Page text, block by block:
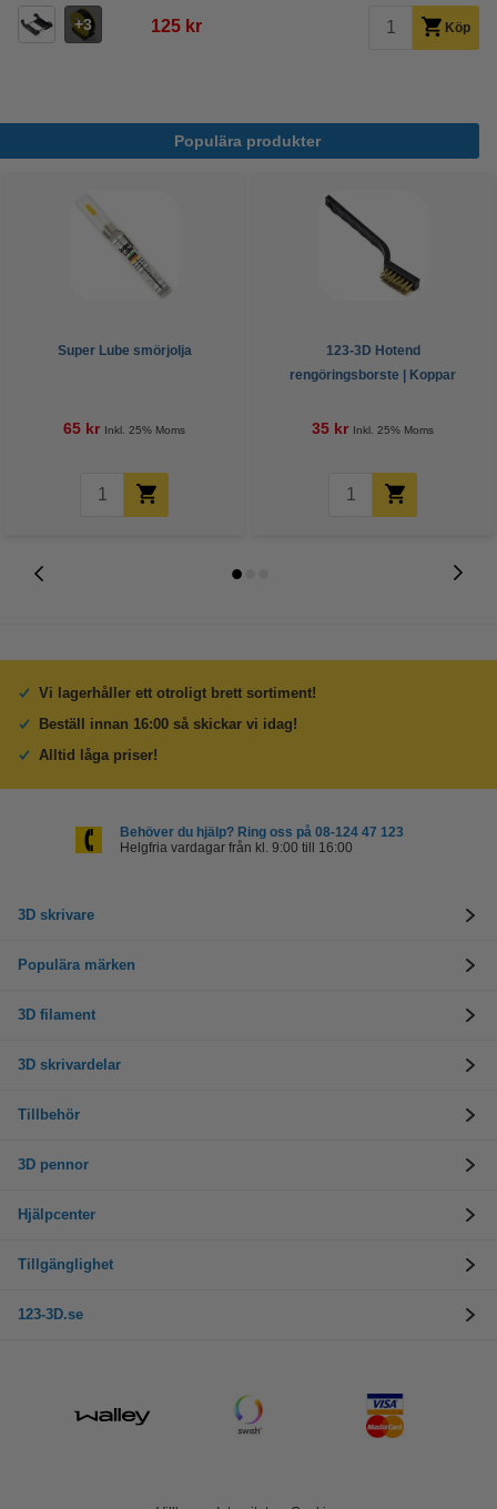
3 125 kr Köp
Populära produkter
Super Lube smörjolja
65 kr Inkl. 25% Moms
123-3D Hotend
rengöringsborste | Koppar
35 kr Inkl. 25% Moms
Vi lagerhåller ett otroligt brett sortiment!
Beställ innan 16:00 så skickar vi idag!
Alltid låga priser!
Behöver du hjälp? Ring oss på 08-124 47 123
Helgfria vardagar från kl. 9:00 till 16:00
3D skrivare
Populära märken
3D filament
3D skrivardelar
Tillbehör
3D pennor
Hjälpcenter
Tillgänglighet
123-3D.se